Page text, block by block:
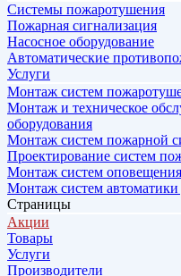
Системы пожаротушения
Пожарная сигнализация
Насосное оборудование
Автоматические
Услуги
Монтаж систем
Монтаж и техническое
оборудования
Монтаж систем пожарной
Проектирование систем
Монтаж систем
Монтаж систем
Страницы
Акции
Товары
Услуги
Производители